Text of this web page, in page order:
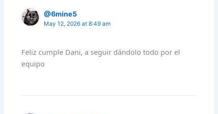
@6mine5
May 12, 2026 at 8:49 am
Feliz cumple Dani, a seguir dándolo todo por el
equipo